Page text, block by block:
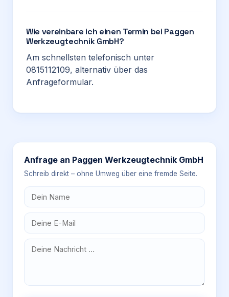
Wie vereinbare ich einen Termin bei Paggen
Werkzeugtechnik GmbH?
Am schnellsten telefonisch unter
0815112109, alternativ über das
Anfrageformular.
Anfrage an Paggen Werkzeugtechnik GmbH
Schreib direkt – ohne Umweg über eine fremde Seite.